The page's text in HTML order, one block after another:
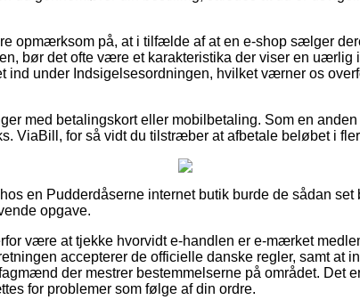
opmærksom på, at i tilfælde af at en e-shop sælger
bør det ofte være et karakteristika der viser en uærlig
ind under Indsigelsesordningen, hvilket værner os
med betalingskort eller mobilbetaling. Som en
ViaBill, for så vidt du tilstræber at afbetale beløbet i
en Pudderdåserne internet butik burde de sådan set
opgave.
være at tjekke hvorvidt e-handlen er e-mærket
accepterer de officielle danske regler, samt at
der mestrer bestemmelserne på området. Det
for problemer som følge af din ordre.